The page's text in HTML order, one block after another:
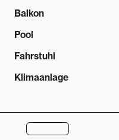
Balkon
Pool
Fahrstuhl
Klimaanlage